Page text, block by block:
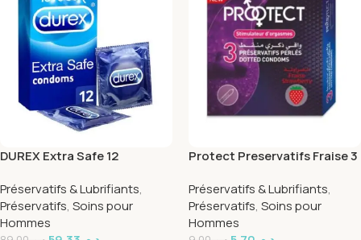
DUREX Extra Safe 12
Préservatifs & Lubrifiants,
Préservatifs, Soins pour
Hommes
Protect Preservatifs Fraise 3
Préservatifs & Lubrifiants,
Préservatifs, Soins pour
Hommes